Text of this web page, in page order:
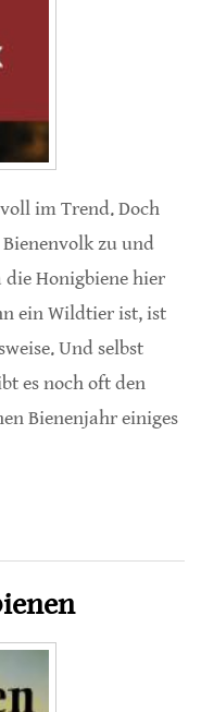
im Trend. Doch
zu und
die Honigbiene hier
ein Wildtier ist, ist
Und selbst
es noch oft den
Bienenjahr einiges